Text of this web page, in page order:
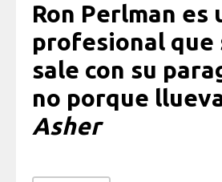
Ron Perlman es
profesional que
sale con su
no porque
Asher